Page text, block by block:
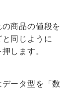
商品の値段を
同じように
します。
データ型を「数